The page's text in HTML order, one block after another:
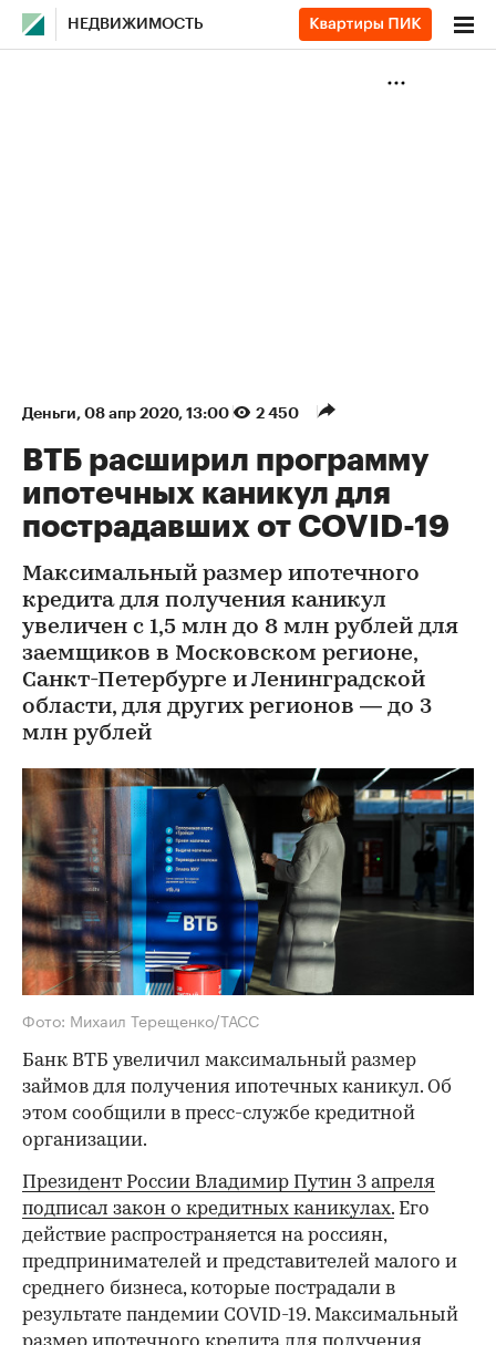
НЕДВИЖИМОСТЬ
Деньги⁠, 08 апр 2020, 13:00 2 450
ВТБ расширил программу
ипотечных каникул для
пострадавших от COVID-19
Максимальный размер ипотечного
кредита для получения каникул
увеличен с 1,5 млн до 8 млн рублей для
заемщиков в Московском регионе,
Санкт-Петербурге и Ленинградской
области, для других регионов — до 3
млн рублей
Фото: Михаил Терещенко/ТАСС
Банк ВТБ увеличил максимальный размер
займов для получения ипотечных каникул. Об
этом сообщили в пресс-службе кредитной
организации.
Президент России Владимир Путин 3 апреля
подписал закон о кредитных каникулах. Его
действие распространяется на россиян,
предпринимателей и представителей малого и
среднего бизнеса, которые пострадали в
результате пандемии COVID-19. Максимальный